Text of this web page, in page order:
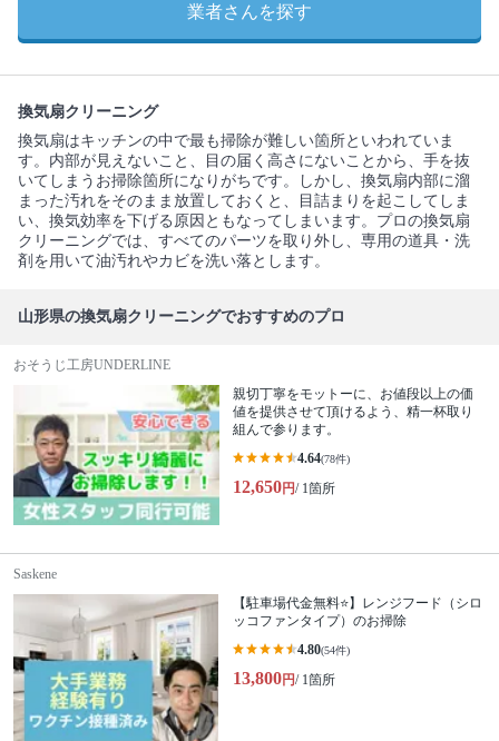
業者さんを探す
換気扇クリーニング
換気扇はキッチンの中で最も掃除が難しい箇所といわれていま
す。内部が見えないこと、目の届く高さにないことから、手を抜
いてしまうお掃除箇所になりがちです。しかし、換気扇内部に溜
まった汚れをそのまま放置しておくと、目詰まりを起こしてしま
い、換気効率を下げる原因ともなってしまいます。プロの換気扇
クリーニングでは、すべてのパーツを取り外し、専用の道具・洗
剤を用いて油汚れやカビを洗い落とします。
山形県の換気扇クリーニングでおすすめのプロ
おそうじ工房UNDERLINE
親切丁寧をモットーに、お値段以上の価
値を提供させて頂けるよう、精一杯取り
組んで参ります。
4.64(78件)
12,650円/ 1箇所
Saskene
【駐車場代金無料⭐️】レンジフード（シロ
ッコファンタイプ）のお掃除
4.80(54件)
13,800円/ 1箇所